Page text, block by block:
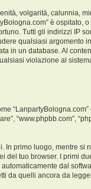
volgarità, calunnia,
è
Tutti gli indirizzi IP
qualsiasi argomento
in un database. Al
violazione al
“www.phpbb.com”,
In primo luogo, mentre
del tuo browser. I primi
dal
da quelli ancora da